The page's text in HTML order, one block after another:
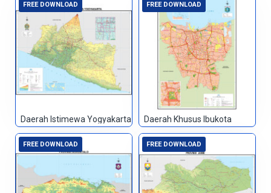
FREE DOWNLOAD
Daerah Istimewa Yogyakarta
FREE DOWNLOAD
Daerah Khusus Ibukota
FREE DOWNLOAD FREE DOWNLOAD